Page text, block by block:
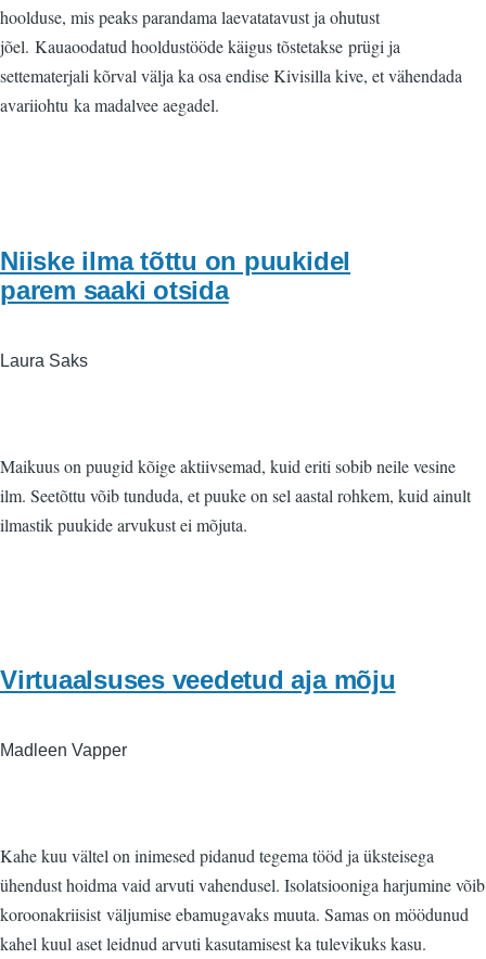
hoolduse, mis peaks parandama laevatatavust ja ohutust
jõel. Kauaoodatud hooldustööde käigus tõstetakse prügi ja
settematerjali kõrval välja ka osa endise Kivisilla kive, et vähendada
avariiohtu ka madalvee aegadel.
Niiske ilma tõttu on puukidel
parem saaki otsida
Laura Saks
Maikuus on puugid kõige aktiivsemad, kuid eriti sobib neile vesine
ilm. Seetõttu võib tunduda, et puuke on sel aastal rohkem, kuid ainult
ilmastik puukide arvukust ei mõjuta.
Virtuaalsuses veedetud aja mõju
Madleen Vapper
Kahe kuu vältel on inimesed pidanud tegema tööd ja üksteisega
ühendust hoidma vaid arvuti vahendusel. Isolatsiooniga harjumine võib
koroonakriisist väljumise ebamugavaks muuta. Samas on möödunud
kahel kuul aset leidnud arvuti kasutamisest ka tulevikuks kasu.